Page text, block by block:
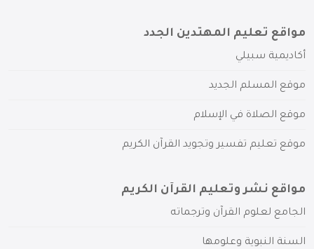
مواقع تعليم المهتدين الجدد
أكاديمية سبيلي
موقع المسلم الجديد
موقع الصلاة في الإسلام
موقع تعليم تفسير وتجويد القرآن الكريم
مواقع نشر وتعليم القرآن الكريم
الجامع لعلوم القرآن وترجماته
السنة النبوية وعلومها